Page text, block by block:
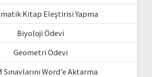
Kitap Eleştirisi Yapma
Biyoloji Ödevi
Geometri Ödevi
Sınavlarını Word’e Aktarma